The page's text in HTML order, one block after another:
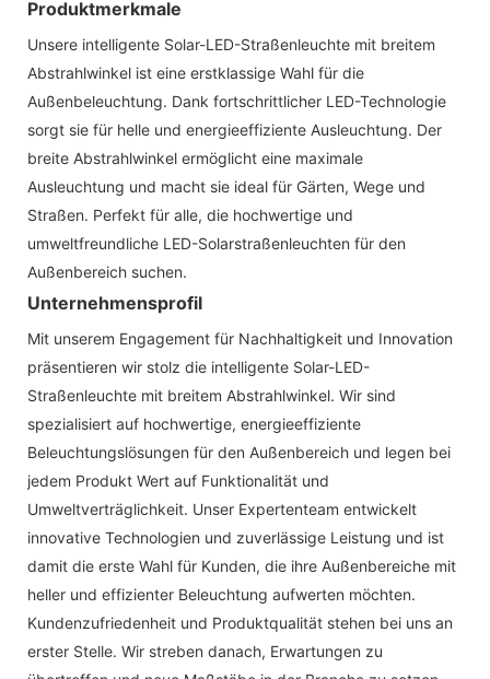
Produktmerkmale
Unsere intelligente Solar-LED-Straßenleuchte mit breitem
Abstrahlwinkel ist eine erstklassige Wahl für die
Außenbeleuchtung. Dank fortschrittlicher LED-Technologie
sorgt sie für helle und energieeffiziente Ausleuchtung. Der
breite Abstrahlwinkel ermöglicht eine maximale
Ausleuchtung und macht sie ideal für Gärten, Wege und
Straßen. Perfekt für alle, die hochwertige und
umweltfreundliche LED-Solarstraßenleuchten für den
Außenbereich suchen.
Unternehmensprofil
Mit unserem Engagement für Nachhaltigkeit und Innovation
präsentieren wir stolz die intelligente Solar-LED-
Straßenleuchte mit breitem Abstrahlwinkel. Wir sind
spezialisiert auf hochwertige, energieeffiziente
Beleuchtungslösungen für den Außenbereich und legen bei
jedem Produkt Wert auf Funktionalität und
Umweltverträglichkeit. Unser Expertenteam entwickelt
innovative Technologien und zuverlässige Leistung und ist
damit die erste Wahl für Kunden, die ihre Außenbereiche mit
heller und effizienter Beleuchtung aufwerten möchten.
Kundenzufriedenheit und Produktqualität stehen bei uns an
erster Stelle. Wir streben danach, Erwartungen zu